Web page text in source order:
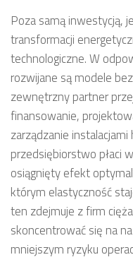
Poza samą inwestycją,
transformacji
technologiczne. W
rozwijane są modele
zewnętrzny partner
finansowanie,
zarządzanie
przedsiębiorstwo płaci
osiągnięty efekt
którym elastyczność
ten zdejmuje z firm
skoncentrować się na
mniejszym ryzyku